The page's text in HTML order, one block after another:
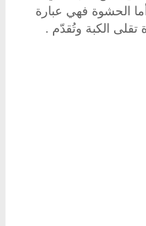
الحشوة فهي عبارة
الكبة وتُقدّم .
أناشيد غزة
19351 | 2025-04-09